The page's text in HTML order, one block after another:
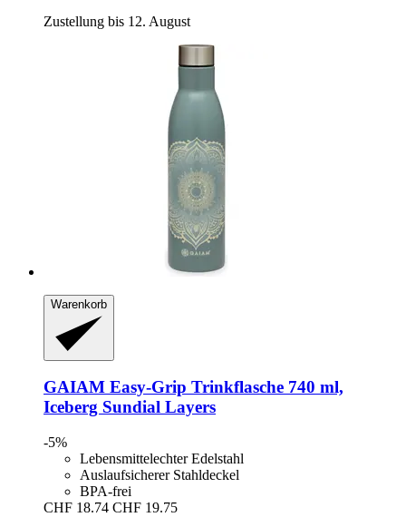
Zustellung bis 12. August
Warenkorb
GAIAM Easy-​Grip Trinkflasche 740 ml,
Iceberg Sundial Layers
-5%
Lebensmittelechter Edelstahl
Auslaufsicherer Stahldeckel
BPA-frei
CHF 18.74 CHF 19.75